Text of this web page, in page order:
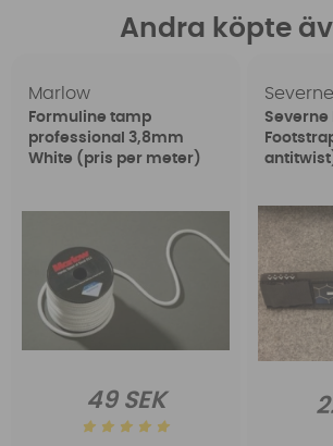
Andra köpte
Marlow
Formuline tamp
professional 3,8mm
White (pris per meter)
49 SEK
Severne
Severne